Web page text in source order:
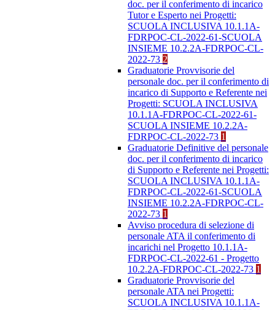
doc. per il conferimento di incarico
Tutor e Esperto nei Progetti:
SCUOLA INCLUSIVA 10.1.1A-
FDRPOC-CL-2022-61-SCUOLA
INSIEME 10.2.2A-FDRPOC-CL-
2022-73 2
Graduatorie Provvisorie del
personale doc. per il conferimento di
incarico di Supporto e Referente nei
Progetti: SCUOLA INCLUSIVA
10.1.1A-FDRPOC-CL-2022-61-
SCUOLA INSIEME 10.2.2A-
FDRPOC-CL-2022-73 1
Graduatorie Definitive del personale
doc. per il conferimento di incarico
di Supporto e Referente nei Progetti:
SCUOLA INCLUSIVA 10.1.1A-
FDRPOC-CL-2022-61-SCUOLA
INSIEME 10.2.2A-FDRPOC-CL-
2022-73 1
Avviso procedura di selezione di
personale ATA il conferimento di
incarichi nel Progetto 10.1.1A-
FDRPOC-CL-2022-61 - Progetto
10.2.2A-FDRPOC-CL-2022-73 1
Graduatorie Provvisorie del
personale ATA nei Progetti:
SCUOLA INCLUSIVA 10.1.1A-